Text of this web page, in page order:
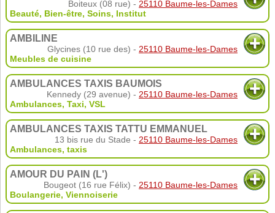
Boiteux (08 rue) - 25110 Baume-les-Dames
Beauté, Bien-être, Soins, Institut
AMBILINE
Glycines (10 rue des) - 25110 Baume-les-Dames
Meubles de cuisine
AMBULANCES TAXIS BAUMOIS
Kennedy (29 avenue) - 25110 Baume-les-Dames
Ambulances, Taxi, VSL
AMBULANCES TAXIS TATTU EMMANUEL
13 bis rue du Stade - 25110 Baume-les-Dames
Ambulances, taxis
AMOUR DU PAIN (L')
Bougeot (16 rue Félix) - 25110 Baume-les-Dames
Boulangerie, Viennoiserie